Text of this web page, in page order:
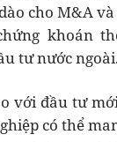
cho M&A
khoán
tư nước ngoài.
với đầu tư
có thể